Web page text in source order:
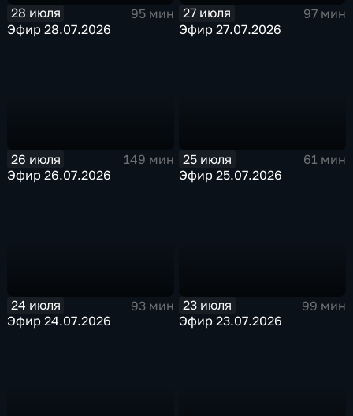
28 июля
95 мин
Эфир 28.07.2026
27 июля
97 мин
Эфир 27.07.2026
26 июля
149 мин
Эфир 26.07.2026
25 июля
61 мин
Эфир 25.07.2026
24 июля
93 мин
Эфир 24.07.2026
23 июля
99 мин
Эфир 23.07.2026